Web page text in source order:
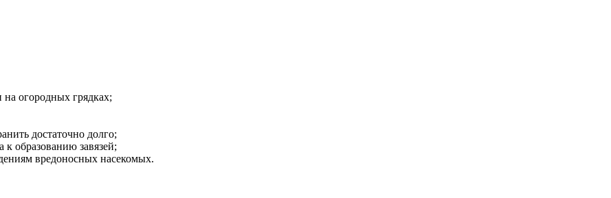
огородных грядках;
достаточно долго;
к образованию завязей;
вредоносных насекомых.